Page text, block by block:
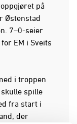
på
Østenstad
7–0-seier
EM i Sveits
i troppen
skulle spille
fra start i
der